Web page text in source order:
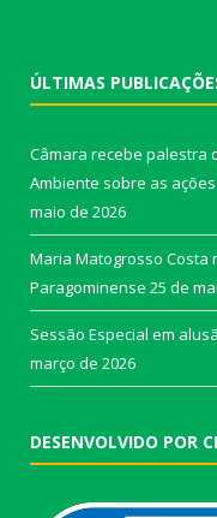
ÚLTIMAS
Câmara recebe palestra
Ambiente sobre as ações
maio de 2026
Maria Matogrosso Costa
Paragominense 25 de
Sessão Especial em
março de 2026
DESENVOLVIDO POR